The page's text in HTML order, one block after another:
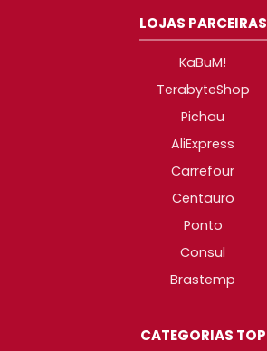
LOJAS PARCEIRAS
KaBuM!
TerabyteShop
Pichau
AliExpress
Carrefour
Centauro
Ponto
Consul
Brastemp
CATEGORIAS TOP